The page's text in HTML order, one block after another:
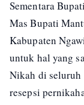
Sementara
Mas Bupati
Kabupaten
untuk hal yang
Nikah di seluruh
resepsi